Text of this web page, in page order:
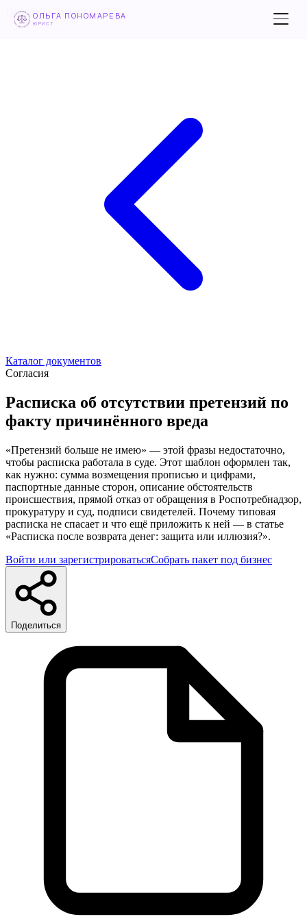
Перейти к содержимому
ОЛЬГА ПОНОМАРЕВА
ЮРИСТ
Каталог документов
Согласия
Расписка об отсутствии претензий по
факту причинённого вреда
«Претензий больше не имею» — этой фразы недостаточно,
чтобы расписка работала в суде. Этот шаблон оформлен так,
как нужно: сумма возмещения прописью и цифрами,
паспортные данные сторон, описание обстоятельств
происшествия, прямой отказ от обращения в Роспотребнадзор,
прокуратуру и суд, подписи свидетелей. Почему типовая
расписка не спасает и что ещё приложить к ней — в статье
«Расписка после возврата денег: защита или иллюзия?».
Войти или зарегистрироватьсяСобрать пакет под бизнес
Поделиться